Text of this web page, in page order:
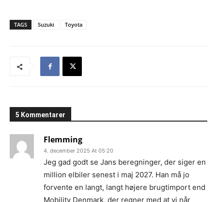
TAGS Suzuki Toyota
5 Kommentarer
Flemming
4. december 2025 At 05:20
Jeg gad godt se Jans beregninger, der siger en
million elbiler senest i maj 2027. Han må jo
forvente en langt, langt højere brugtimport end
Mobility Denmark, der regner med at vi når